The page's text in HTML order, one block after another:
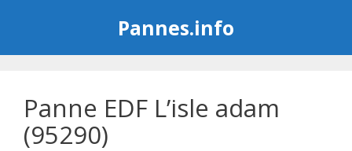
Pannes.info
Panne EDF L’isle adam
(95290)